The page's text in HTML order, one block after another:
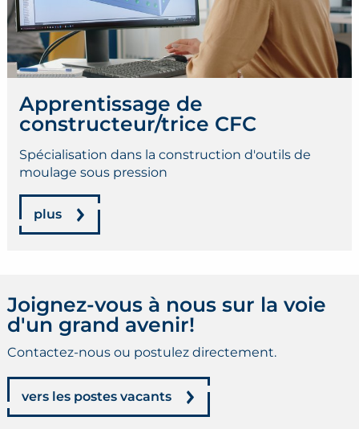
Apprentissage de
constructeur/trice CFC
Spécialisation dans la construction d'outils de
moulage sous pression
plus
Joignez-vous à nous sur la voie
d'un grand avenir!
Contactez-nous ou postulez directement.
vers les postes vacants